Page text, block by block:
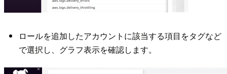
ロールを追加したアカウントに該当する項目をタグなど
で選択し、グラフ表示を確認します。